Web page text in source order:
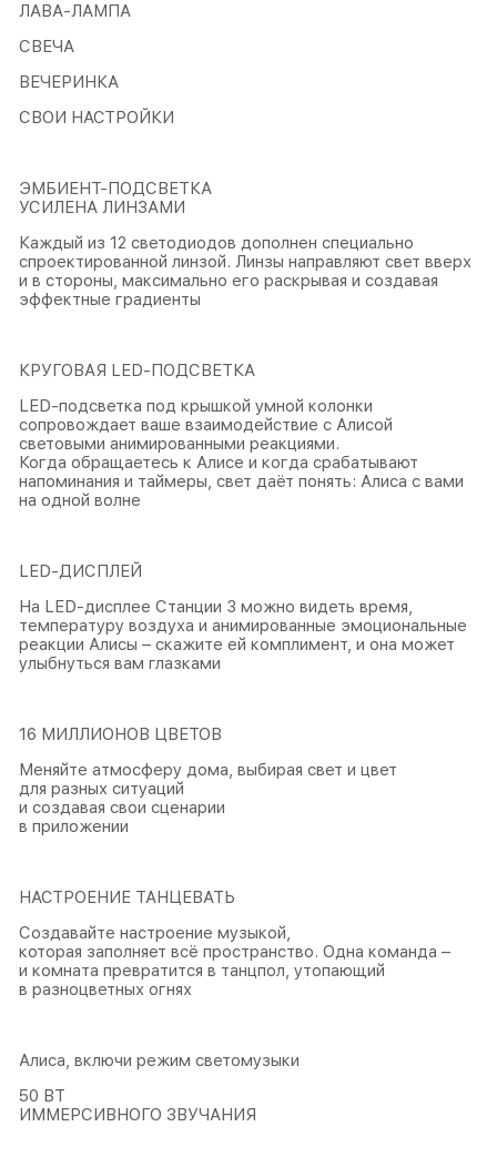
ЛАВА-ЛАМПА
СВЕЧА
ВЕЧЕРИНКА
СВОИ НАСТРОЙКИ
ЭМБИЕНТ-ПОДСВЕТКА
УСИЛЕНА ЛИНЗАМИ
Каждый из 12 светодиодов дополнен специально
спроектированной линзой. Линзы направляют свет вверх
и в стороны, максимально его раскрывая и создавая
эффектные градиенты
КРУГОВАЯ LED-ПОДСВЕТКА
LED-подсветка под крышкой умной колонки
сопровождает ваше взаимодействие с Алисой
световыми анимированными реакциями.
Когда обращаетесь к Алисе и когда срабатывают
напоминания и таймеры, свет даёт понять: Алиса с вами
на одной волне
LED-ДИСПЛЕЙ
На LED-дисплее Станции 3 можно видеть время,
температуру воздуха и анимированные эмоциональные
реакции Алисы – скажите ей комплимент, и она может
улыбнуться вам глазками
16 МИЛЛИОНОВ ЦВЕТОВ
Меняйте атмосферу дома, выбирая свет и цвет
для разных ситуаций
и создавая свои сценарии
в приложении
НАСТРОЕНИЕ ТАНЦЕВАТЬ
Создавайте настроение музыкой,
которая заполняет всё пространство. Одна команда –
и комната превратится в танцпол, утопающий
в разноцветных огнях
Алиса, включи режим светомузыки
50 ВТ
ИММЕРСИВНОГО ЗВУЧАНИЯ